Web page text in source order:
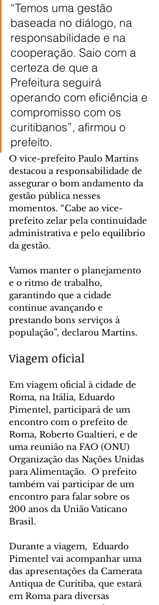
“Temos uma gestão
baseada no diálogo, na
responsabilidade e na
cooperação. Saio com a
certeza de que a
Prefeitura seguirá
operando com eficiência e
compromisso com os
curitibanos”, afirmou o
prefeito.
O vice-prefeito Paulo Martins
destacou a responsabilidade de
assegurar o bom andamento da
gestão pública nesses
momentos. “Cabe ao vice-
prefeito zelar pela continuidade
administrativa e pelo equilíbrio
da gestão.
Vamos manter o planejamento
e o ritmo de trabalho,
garantindo que a cidade
continue avançando e
prestando bons serviços à
população”, declarou Martins.
Viagem oficial
Em viagem oficial à cidade de
Roma, na Itália, Eduardo
Pimentel, participará de um
encontro com o prefeito de
Roma, Roberto Gualtieri, e de
uma reunião na FAO (ONU)
Organização das Nações Unidas
para Alimentação.  O prefeito
também vai participar de um
encontro para falar sobre os
200 anos da União Vaticano
Brasil.
Durante a viagem,  Eduardo
Pimentel vai acompanhar uma
das apresentações da Camerata
Antiqua de Curitiba, que estará
em Roma para diversas